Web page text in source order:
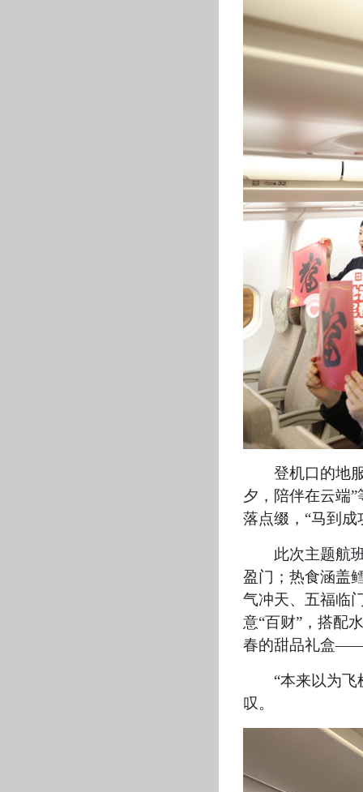
登机口的地
夕，陪伴在云端
落点缀，“马到成
此次主题航
盈门；热食涵盖
气冲天、五福临
意“百财”，搭配
春的甜品礼盒
“本来以为
叹。